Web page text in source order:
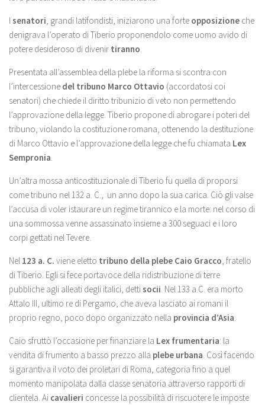
I senatori , grandi latifondisti, iniziarono una forte opposizione che
denigrava l’operato di Tiberio proponendolo come uomo avido di
potere desideroso di divenir tiranno
Presentata all’assemblea della plebe la riforma si scontra con
l’intercessione del tribuno Marco Ottavio (accordatosi coi
senatori) che chiede il diritto tribunizio di veto non permettendo
l’approvazione della legge. Tiberio propone di abrogare i poteri del
tribuno, violando la costituzione romana, ottenendo la destituzione
di Marco Ottavio e l’approvazione della legge che fu chiamata Lex
Sempronia
Un’altra mossa anticostituzionale di Tiberio fu quella di proporsi
come tribuno nel 132 a. C., un anno dopo la sua carica. Ciò gli valse
l’accusa di voler istaurare un regime tirannico e la morte: nel corso di
una sommossa venne assassinato insieme a 300 seguaci e i loro
corpi gettati nel Tevere.
Nel 123 a. C. viene eletto tribuno della plebe Caio Gracco , fratello
di Tiberio. Egli si fece portavoce della ridistribuzione di terre
pubbliche agli alleati degli italici, dettisocii . Nel 133 a.C. era morto
Attalo III, ultimo re di Pergamo, che aveva lasciato ai romani il
proprio regno, poco dopo organizzato nella provincia d’Asia
Caio sfruttò l’occasione per finanziare la Lex frumentaria: la
vendita di frumento a basso prezzo alla plebe urbana . Così facendo
si garantiva il voto dei proletari di Roma, categoria fino a quel
momento manipolata dalla classe senatoria attraverso rapporti di
clientela. Ai cavalieri concesse la possibilità di riscuotere le imposte